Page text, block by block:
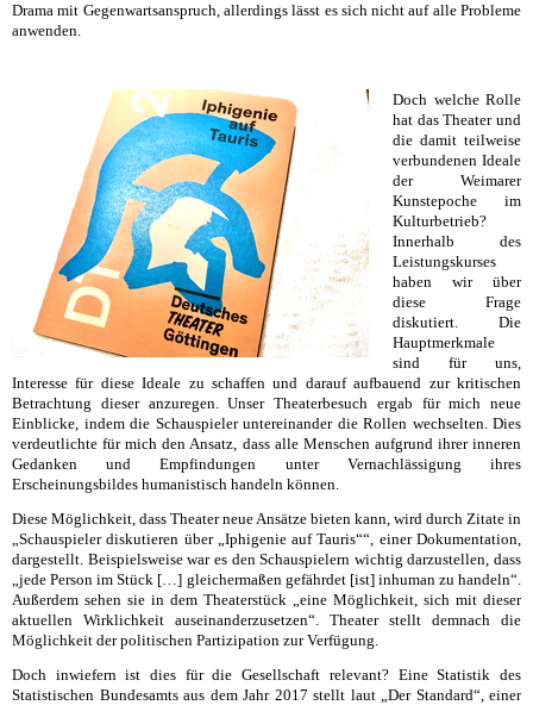
Drama mit Gegenwartsanspruch, allerdings lässt es sich nicht auf alle Probleme
anwenden.
Doch welche Rolle
hat das Theater und
die damit teilweise
verbundenen Ideale
der Weimarer
Kunstepoche im
Kulturbetrieb?
Innerhalb des
Leistungskurses
haben wir über
diese Frage
diskutiert. Die
Hauptmerkmale
sind für uns,
Interesse für diese Ideale zu schaffen und darauf aufbauend zur kritischen
Betrachtung dieser anzuregen. Unser Theaterbesuch ergab für mich neue
Einblicke, indem die Schauspieler untereinander die Rollen wechselten. Dies
verdeutlichte für mich den Ansatz, dass alle Menschen aufgrund ihrer inneren
Gedanken und Empfindungen unter Vernachlässigung ihres
Erscheinungsbildes humanistisch handeln können.
Diese Möglichkeit, dass Theater neue Ansätze bieten kann, wird durch Zitate in
„Schauspieler diskutieren über „Iphigenie auf Tauris““, einer Dokumentation,
dargestellt. Beispielsweise war es den Schauspielern wichtig darzustellen, dass
„jede Person im Stück […] gleichermaßen gefährdet [ist] inhuman zu handeln“.
Außerdem sehen sie in dem Theaterstück „eine Möglichkeit, sich mit dieser
aktuellen Wirklichkeit auseinanderzusetzen“. Theater stellt demnach die
Möglichkeit der politischen Partizipation zur Verfügung.
Doch inwiefern ist dies für die Gesellschaft relevant? Eine Statistik des
Statistischen Bundesamts aus dem Jahr 2017 stellt laut „Der Standard“, einer